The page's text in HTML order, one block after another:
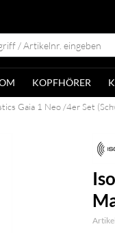
KOPFHÖRER
Gaia 1 Neo /4er Set